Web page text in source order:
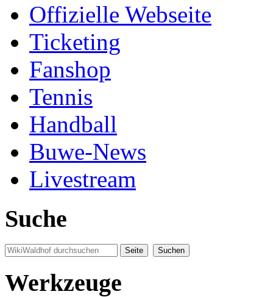
Offizielle Webseite
Ticketing
Fanshop
Tennis
Handball
Buwe-News
Livestream
Suche
Werkzeuge